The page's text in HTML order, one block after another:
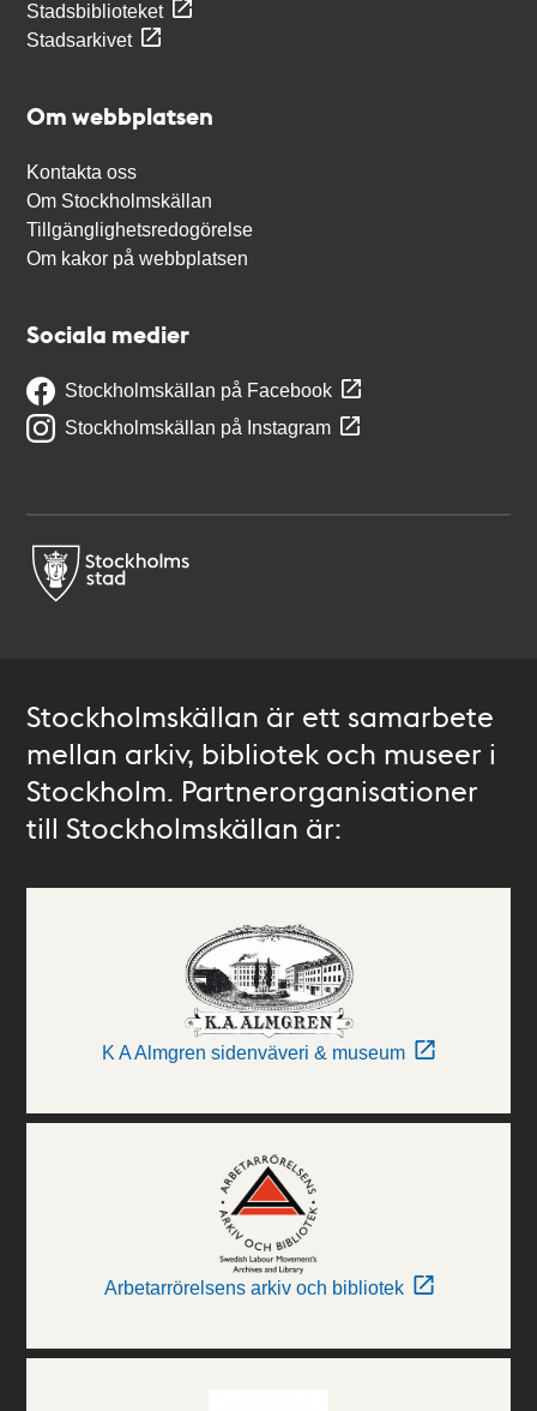
Stadsbiblioteket
Stadsarkivet
Om webbplatsen
Kontakta oss
Om Stockholmskällan
Tillgänglighetsredogörelse
Om kakor på webbplatsen
Sociala medier
Stockholmskällan på Facebook
Stockholmskällan på Instagram
Stockholmskällan är ett samarbete
mellan arkiv, bibliotek och museer i
Stockholm. Partnerorganisationer
till Stockholmskällan är:
K A Almgren sidenväveri & museum
Arbetarrörelsens arkiv och bibliotek